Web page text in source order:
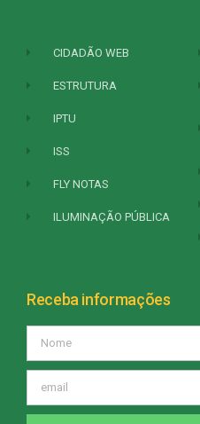
CIDADÃO WEB
ESTRUTURA
IPTU
ISS
FLY NOTAS
ILUMINAÇÃO PÚBLICA
Receba informações